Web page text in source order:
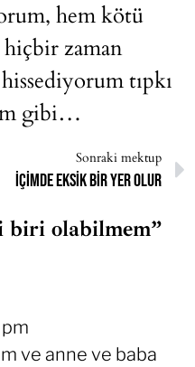
hem kötü
zaman
tıpkı
gibi…
Sonraki mektup
İçimde eksik bir yer olur
biri olabilmem”
ve anne ve baba